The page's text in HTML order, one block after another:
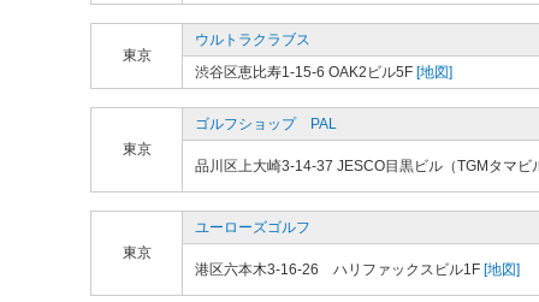
東京
ウルトラクラブス
渋谷区恵比寿1-15-6 OAK2ビル5F [地図]
東京
ゴルフショップ PAL
品川区上大崎3-14-37 JESCO目黒ビル（TGMタマビ
東京
ユーローズゴルフ
港区六本木3-16-26 ハリファックスビル1F [地図]